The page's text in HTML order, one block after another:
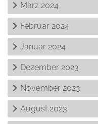
März 2024
Februar 2024
Januar 2024
Dezember 2023
November 2023
August 2023